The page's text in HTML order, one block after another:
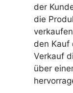
der
die
den Kauf
Verkauf
über